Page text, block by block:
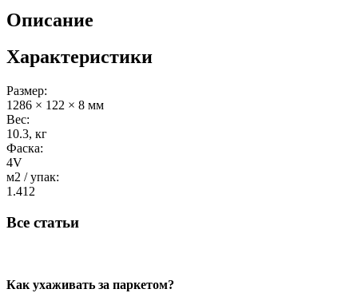
Описание
Характеристики
Размер:
1286 × 122 × 8 мм
Вес:
10.3, кг
Фаска:
4V
м2 / упак:
1.412
Все статьи
Как ухаживать за паркетом?